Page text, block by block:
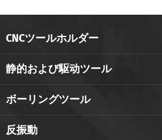
CNCツールホルダー
静的および駆动ツール
ボーリングツール
反振動